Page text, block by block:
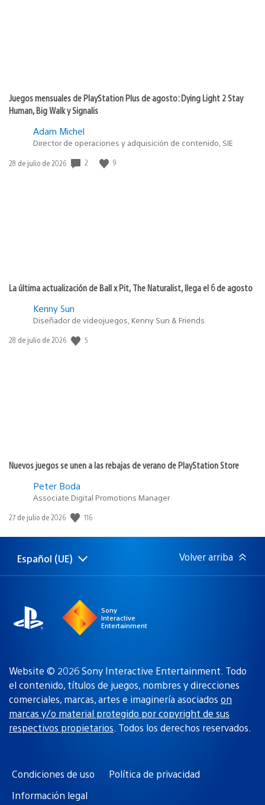
Juegos mensuales de PlayStation Plus de agosto: Dying Light 2 Stay
Human, Big Walk y Signalis
Adam Michel
Director de operaciones y adquisición de contenido, SIE
Fecha
28 de julio de 2026 2 9
La última actualización de Ball x Pit, The Naturalist, llega el 6 de agosto
Kenny Sun
Diseñador de videojuegos, Kenny Sun & Friends
Fecha
28 de julio de 2026 5
Nuevos juegos se unen a las rebajas de verano de PlayStation Store
Peter Boda
Associate Digital Promotions Manager
Fecha
publicación:
27 de julio de 2026 116
Selecciona
una
Región
actual:
Español (UE) Volver arriba
Sony
Interactive
Entertainment
Website © 2026 Sony Interactive Entertainment. Todo
el contenido, títulos de juegos, nombres y direcciones
comerciales, marcas, artes e imaginería asociados on
marcas y/o material protegido por copyright de sus
respectivos propietarios. Todos los derechos reservados.
Condiciones de uso
Política de privacidad
Información legal